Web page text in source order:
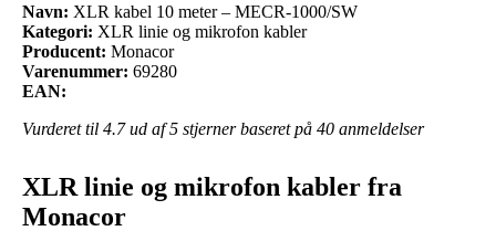
Navn: XLR kabel 10 meter – MECR-1000/SW
Kategori: XLR linie og mikrofon kabler
Producent: Monacor
Varenummer: 69280
EAN:
Vurderet til 4.7ud af 5 stjerner baseret på 40 anmeldelser
XLR linie og mikrofon kabler fra
Monacor